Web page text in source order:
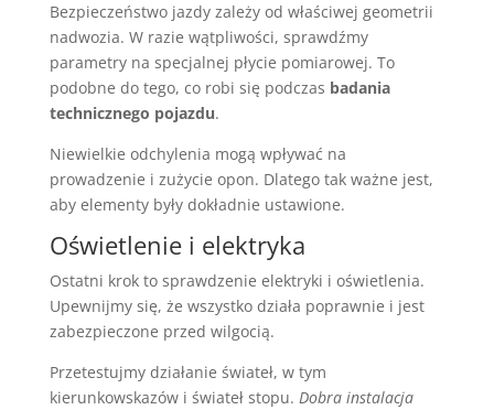
Bezpieczeństwo jazdy zależy od właściwej geometrii
nadwozia. W razie wątpliwości, sprawdźmy
parametry na specjalnej płycie pomiarowej. To
podobne do tego, co robi się podczas badania
technicznego pojazdu.
Niewielkie odchylenia mogą wpływać na
prowadzenie i zużycie opon. Dlatego tak ważne jest,
aby elementy były dokładnie ustawione.
Oświetlenie i elektryka
Ostatni krok to sprawdzenie elektryki i oświetlenia.
Upewnijmy się, że wszystko działa poprawnie i jest
zabezpieczone przed wilgocią.
Przetestujmy działanie świateł, w tym
kierunkowskazów i świateł stopu. Dobra instalacja